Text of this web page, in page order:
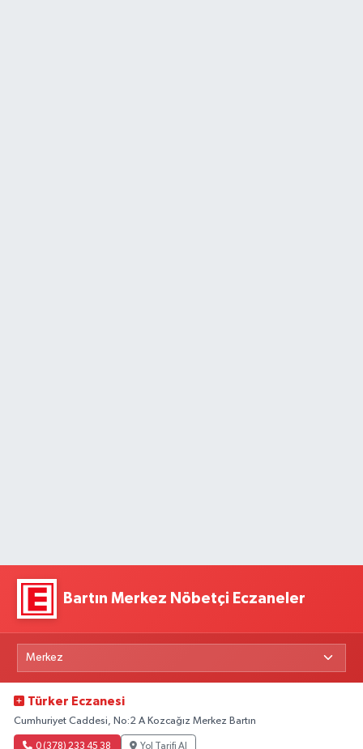
Bartın Merkez Nöbetçi Eczaneler
Türker Eczanesi
Cumhuriyet Caddesi, No:2 A Kozcağız Merkez Bartın
0 (378) 233 45 38 Yol Tarifi Al